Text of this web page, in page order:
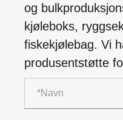
og
kjøleboks,
fiskekjølebag. Vi
produsentstøtte